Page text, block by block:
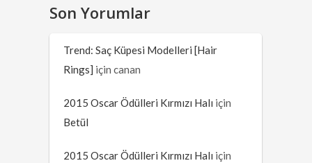
Son Yorumlar
Trend: Saç Küpesi Modelleri [Hair
Rings] içincanan
2015 Oscar Ödülleri Kırmızı Halı için
Betül
2015 Oscar Ödülleri Kırmızı Halı için